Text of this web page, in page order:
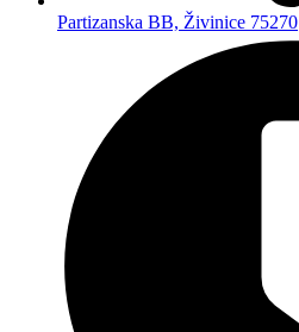
Partizanska BB, Živinice 75270